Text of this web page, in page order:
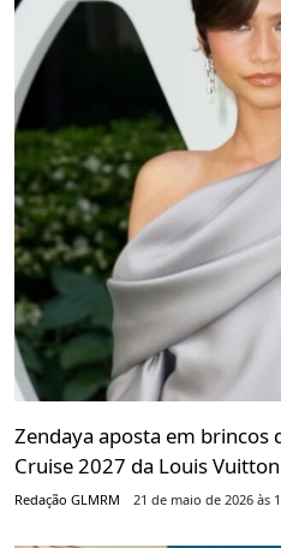
Zendaya aposta em brincos
Cruise 2027 da Louis Vuitton
Redação GLMRM 21 de maio de 2026 às